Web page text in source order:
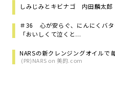
しみじみとキビナゴ 内田麟太郎
＃36 心が安らぐ、にんにくバ
「おいしくて泣くと...
NARSの新クレンジングオイルで
(PR)NARS on 美的.com